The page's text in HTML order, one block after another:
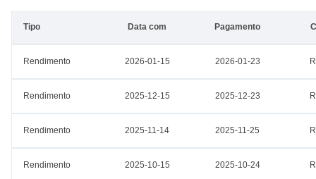
Tipo Data com Pagamento
Rendimento 2026-01-15 2026-01-23
Rendimento 2025-12-15 2025-12-23
Rendimento 2025-11-14 2025-11-25
Rendimento 2025-10-15 2025-10-24